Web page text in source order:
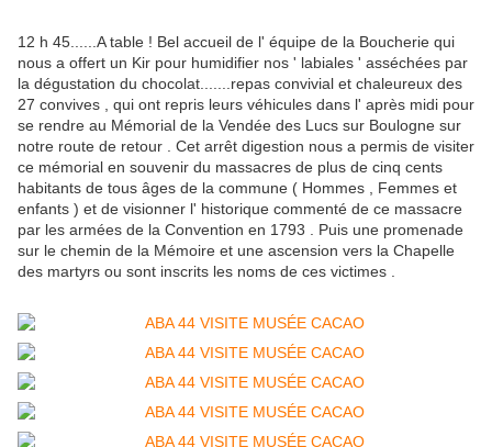
12 h 45......A table ! Bel accueil de l' équipe de la Boucherie qui
nous a offert un Kir pour humidifier nos ' labiales ' asséchées par
la dégustation du chocolat.......repas convivial et chaleureux des
27 convives , qui ont repris leurs véhicules dans l' après midi pour
se rendre au Mémorial de la Vendée des Lucs sur Boulogne sur
notre route de retour . Cet arrêt digestion nous a permis de visiter
ce mémorial en souvenir du massacres de plus de cinq cents
habitants de tous âges de la commune ( Hommes , Femmes et
enfants ) et de visionner l' historique commenté de ce massacre
par les armées de la Convention en 1793 . Puis une promenade
sur le chemin de la Mémoire et une ascension vers la Chapelle
des martyrs ou sont inscrits les noms de ces victimes .